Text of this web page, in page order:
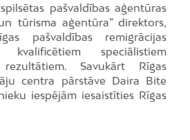
pašvaldības aģentūras
tūrisma aģentūra” direktors,
pašvaldības remigrācijas
speciālistiem
Savukārt Rīgas
centra pārstāve Daira Bite
iespējām iesaistīties Rīgas